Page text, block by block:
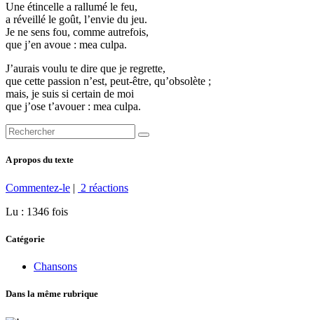
Une étincelle a rallumé le feu,
a réveillé le goût, l’envie du jeu.
Je ne sens fou, comme autrefois,
que j’en avoue : mea culpa.
J’aurais voulu te dire que je regrette,
que cette passion n’est, peut-être, qu’obsolète ;
mais, je suis si certain de moi
que j’ose t’avouer : mea culpa.
A propos du texte
Commentez-le | 2 réactions
Lu : 1346 fois
Catégorie
Chansons
Dans la même rubrique